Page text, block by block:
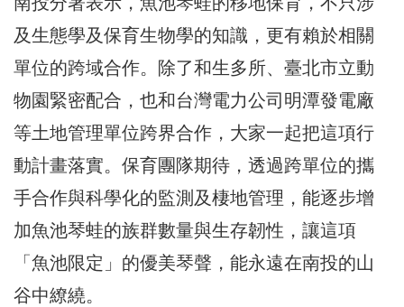
及生態學及保育生物學的知識，更有賴於相關
單位的跨域合作。除了和生多所、臺北市立動
物園緊密配合，也和台灣電力公司明潭發電廠
等土地管理單位跨界合作，大家一起把這項行
動計畫落實。保育團隊期待，透過跨單位的攜
手合作與科學化的監測及棲地管理，能逐步增
加魚池琴蛙的族群數量與生存韌性，讓這項
「魚池限定」的優美琴聲，能永遠在南投的山
谷中繚繞。